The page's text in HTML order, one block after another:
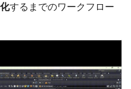
するまでのワークフロー